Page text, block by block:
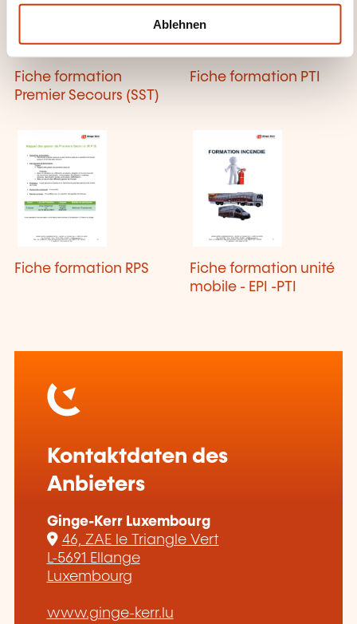
Ablehnen
Fiche formation
Premier Secours (SST)
Fiche formation PTI
Fiche formation RPS
Fiche formation unité
mobile - EPI -PTI
Kontaktdaten des
Anbieters
Ginge-Kerr Luxembourg
46, ZAE le Triangle Vert
L-5691 Ellange
Luxembourg
www.ginge-kerr.lu